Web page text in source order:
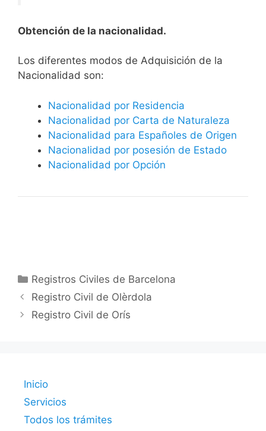
Obtención de la nacionalidad.
​​​Los diferentes modos de Adquisición de la
Nacionalidad son:
Nacionalidad por Residencia
Nacionalidad por Carta de Naturaleza
Nacionalidad para Españoles de Origen
Nacionalidad por posesión de Estado
Nacionalidad por Opción
Categorías
Registros Civiles de Barcelona
Registro Civil de Olèrdola
Registro Civil de Orís
Inicio
Servicios
Todos los trámites